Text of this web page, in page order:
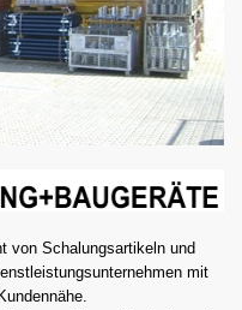
von Schalungsartikeln und
mit